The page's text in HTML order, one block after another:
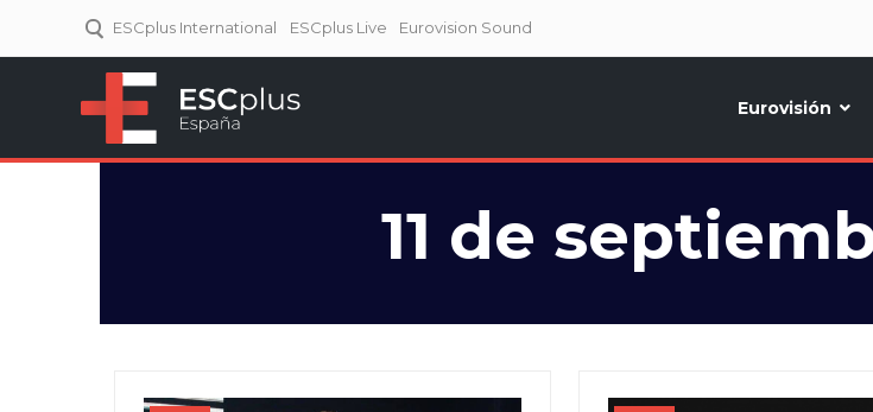
ESCplus International ESCplus Live Eurovision Sound
Eurovisión
11 de